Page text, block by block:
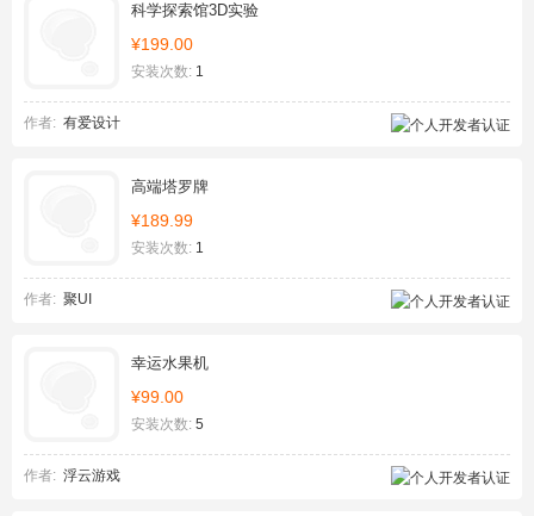
科学探索馆3D实验
¥199.00
安装次数: 1
作者: 有爱设计
高端塔罗牌
¥189.99
安装次数: 1
作者: 聚UI
幸运水果机
¥99.00
安装次数: 5
作者: 浮云游戏